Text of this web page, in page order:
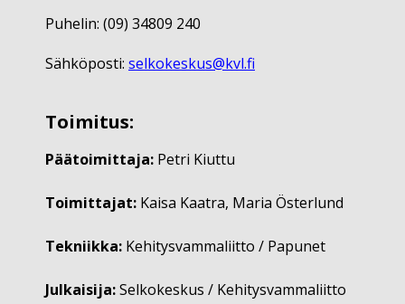
Puhelin: (09) 34809 240
Sähköposti: selkokeskus@kvl.fi
Toimitus:
Päätoimittaja: Petri Kiuttu
Toimittajat: Kaisa Kaatra, Maria Österlund
Tekniikka: Kehitysvammaliitto / Papunet
Julkaisija:Selkokeskus / Kehitysvammaliitto